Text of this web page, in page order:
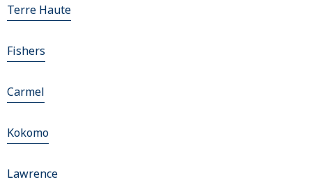
Terre Haute
Fishers
Carmel
Kokomo
Lawrence